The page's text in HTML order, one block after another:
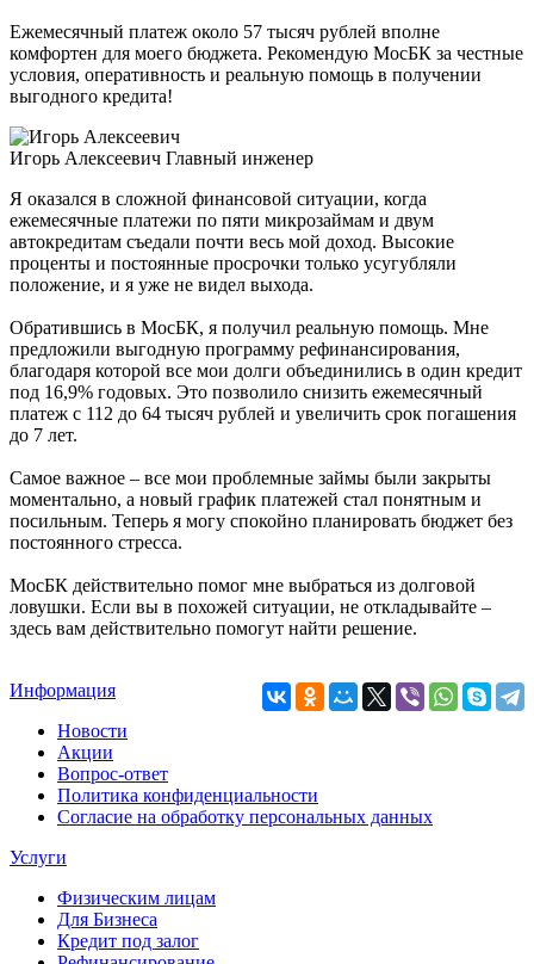
Ежемесячный платеж около 57 тысяч рублей вполне
комфортен для моего бюджета. Рекомендую МосБК за честные
условия, оперативность и реальную помощь в получении
выгодного кредита!
Игорь Алексеевич Главный инженер
Я оказался в сложной финансовой ситуации, когда
ежемесячные платежи по пяти микрозаймам и двум
автокредитам съедали почти весь мой доход. Высокие
проценты и постоянные просрочки только усугубляли
положение, и я уже не видел выхода.
Обратившись в МосБК, я получил реальную помощь. Мне
предложили выгодную программу рефинансирования,
благодаря которой все мои долги объединились в один кредит
под 16,9% годовых. Это позволило снизить ежемесячный
платеж с 112 до 64 тысяч рублей и увеличить срок погашения
до 7 лет.
Самое важное – все мои проблемные займы были закрыты
моментально, а новый график платежей стал понятным и
посильным. Теперь я могу спокойно планировать бюджет без
постоянного стресса.
МосБК действительно помог мне выбраться из долговой
ловушки. Если вы в похожей ситуации, не откладывайте –
здесь вам действительно помогут найти решение.
Информация
Новости
Акции
Вопрос-ответ
Политика конфиденциальности
Согласие на обработку персональных данных
Услуги
Физическим лицам
Для Бизнеса
Кредит под залог